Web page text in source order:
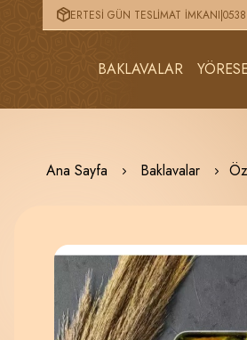
ERTESİ GÜN TESLİMAT İMKANI|
BAKLAVALAR
Ana Sayfa Baklavalar